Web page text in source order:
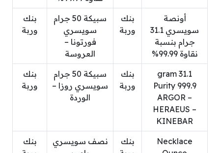
أونصة
سويسري 31.1
جرام بنسبة
نقاوة 99.99%
بنك
وربة
سبيكة 50 جرام
سويسري
فورتونا –
العروسة
بنك
وربة
31.1 gram
Purity 999.9
ARGOR –
HERAEUS –
KINEBAR
بنك
وربة
سبيكة 50 جرام
سويسري روزا –
الوردة
بنك
وربة
Necklace
بنك
نصف سويسري
بنك